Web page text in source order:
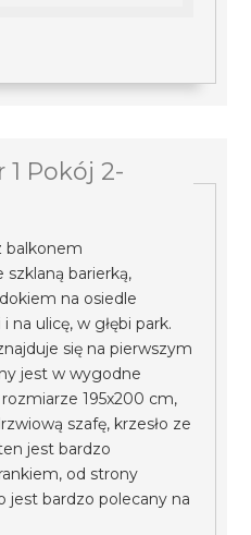
1 Pokój 2-
balkonem
barierką,
na osiedle
na ulicę, w głębi park.
się na pierwszym
jest w wygodne
195x200 cm,
szafę, krzesło ze
jest bardzo
od strony
jest bardzo polecany na